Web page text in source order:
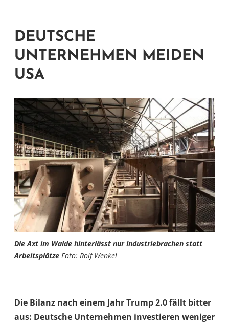
DEUTSCHE
UNTERNEHMEN MEIDEN
USA
Die Axt im Walde hinterlässt nur Industriebrachen statt
Arbeitsplätze Foto: Rolf Wenkel
Die Bilanz nach einem Jahr Trump 2.0 fällt bitter
aus: Deutsche Unternehmen investieren weniger